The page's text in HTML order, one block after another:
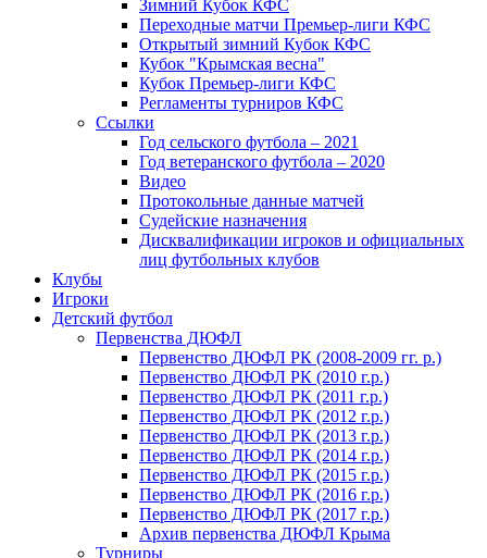
Зимний Кубок КФС
Переходные матчи Премьер-лиги КФС
Открытый зимний Кубок КФС
Кубок "Крымская весна"
Кубок Премьер-лиги КФС
Регламенты турниров КФС
Ссылки
Год сельского футбола – 2021
Год ветеранского футбола – 2020
Видео
Протокольные данные матчей
Судейские назначения
Дисквалификации игроков и официальных
лиц футбольных клубов
Клубы
Игроки
Детский футбол
Первенства ДЮФЛ
Первенство ДЮФЛ РК (2008-2009 гг. р.)
Первенство ДЮФЛ РК (2010 г.р.)
Первенство ДЮФЛ РК (2011 г.р.)
Первенство ДЮФЛ РК (2012 г.р.)
Первенство ДЮФЛ РК (2013 г.р.)
Первенство ДЮФЛ РК (2014 г.р.)
Первенство ДЮФЛ РК (2015 г.р.)
Первенство ДЮФЛ РК (2016 г.р.)
Первенство ДЮФЛ РК (2017 г.р.)
Архив первенства ДЮФЛ Крыма
Турниры